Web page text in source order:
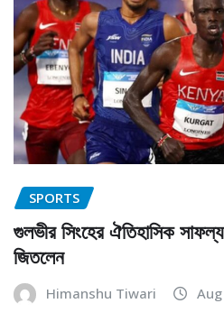
SPORTS
গুলভীর সিংহের ঐতিহাসিক
জিতলেন
Himanshu Tiwari